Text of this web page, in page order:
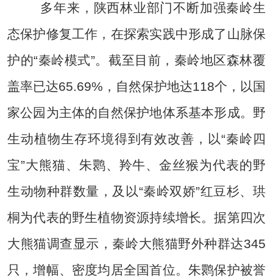
多年来，陕西林业部门不断加强秦岭生
态保护修复工作，在探索实践中形成了山脉保
护的“秦岭模式”。截至目前，秦岭地区森林覆
盖率已达65.69%，自然保护地达118个，以国
家公园为主体的自然保护地体系基本形成。野
生动植物生存环境得到有效改善，以“秦岭四
宝”大熊猫、朱鹮、羚牛、金丝猴为代表的野
生动物种群数量，及以“秦岭双娇”红豆杉、珙
桐为代表的野生植物资源持续增长。据第四次
大熊猫调查显示，秦岭大熊猫野外种群达345
只，增幅、密度均居全国首位。朱鹮保护被誉